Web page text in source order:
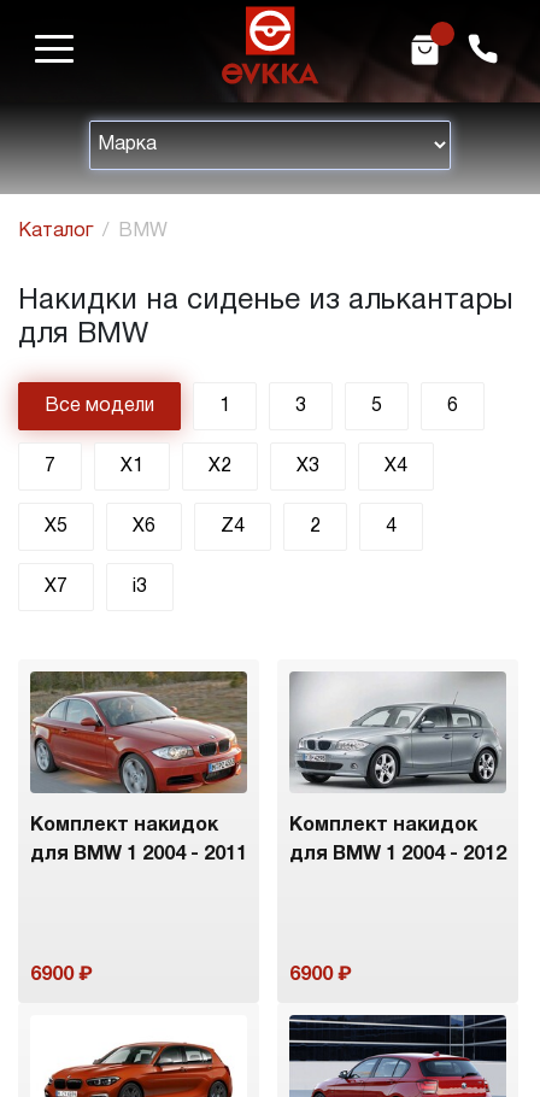
h m
Каталог BMW
Накидки на сиденье из алькантары
для BMW
Все модели 1 3 5 6
7 X1 X2 X3 X4
X5 X6 Z4 2 4
X7 i3
Комплект накидок
для BMW 1 2004 - 2011
6900
Комплект накидок
для BMW 1 2004 - 2012
6900